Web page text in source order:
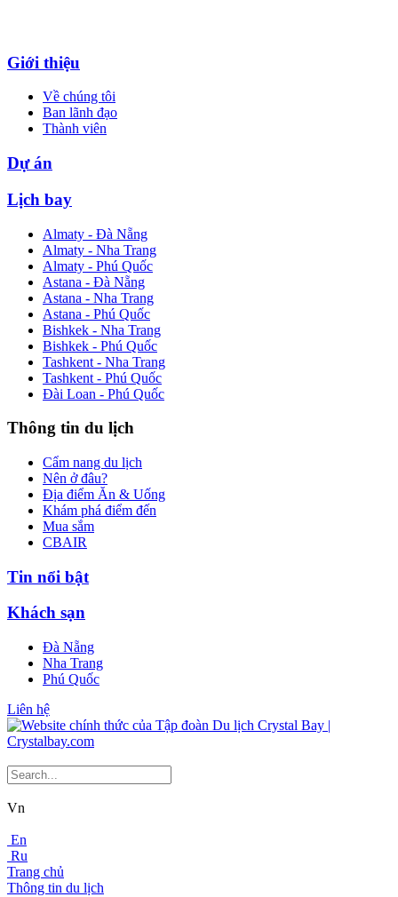
Giới thiệu
Về chúng tôi
Ban lãnh đạo
Thành viên
Dự án
Lịch bay
Almaty - Đà Nẵng
Almaty - Nha Trang
Almaty - Phú Quốc
Astana - Đà Nẵng
Astana - Nha Trang
Astana - Phú Quốc
Bishkek - Nha Trang
Bishkek - Phú Quốc
Tashkent - Nha Trang
Tashkent - Phú Quốc
Đài Loan - Phú Quốc
Thông tin du lịch
Cẩm nang du lịch
Nên ở đâu?
Địa điểm Ăn & Uống
Khám phá điểm đến
Mua sắm
CBAIR
Tin nổi bật
Khách sạn
Đà Nẵng
Nha Trang
Phú Quốc
Liên hệ
Vn
En
Ru
Trang chủ
Thông tin du lịch